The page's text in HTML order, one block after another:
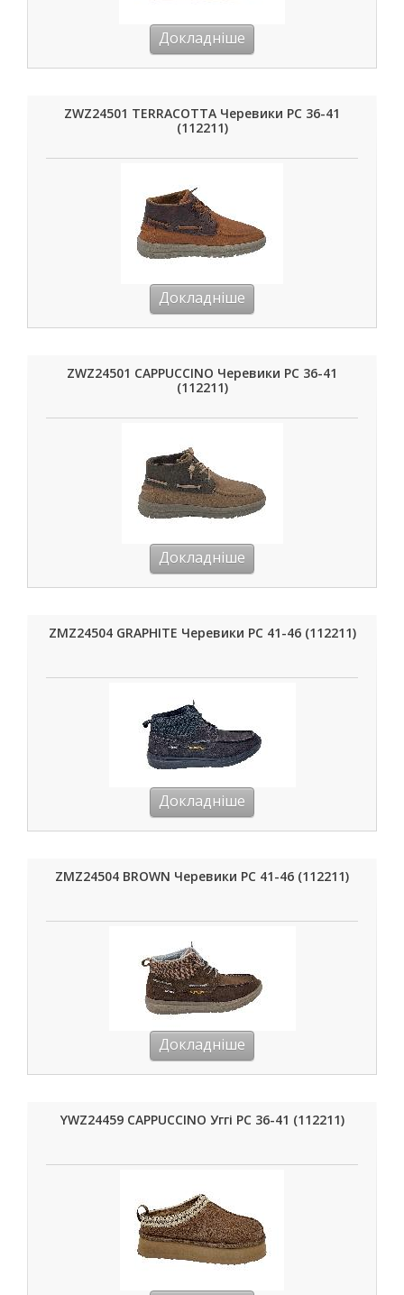
Докладніше
ZWZ24501 TERRACOTTA Черевики РС 36-41
(112211)
Докладніше
ZWZ24501 CAPPUCCINO Черевики РС 36-41
(112211)
Докладніше
ZMZ24504 GRAPHITE Черевики РС 41-46 (112211)
Докладніше
ZMZ24504 BROWN Черевики РС 41-46 (112211)
Докладніше
YWZ24459 CAPPUCCINO Уггі РС 36-41 (112211)